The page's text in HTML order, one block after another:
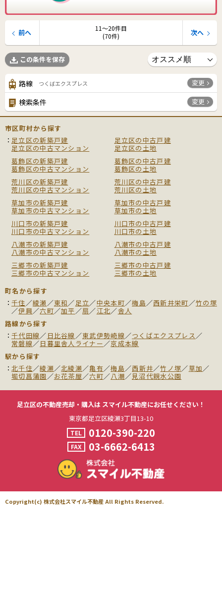
11〜20件目
(70件)
前へ 次へ
この条件を保存
路線 つくばエクスプレス 変更
検索条件 変更
市区町村から探す
足立区の新築戸建
足立区の中古戸建
足立区の中古マンション
足立区の土地
葛飾区の新築戸建
葛飾区の中古戸建
葛飾区の中古マンション
葛飾区の土地
荒川区の新築戸建
荒川区の中古戸建
荒川区の中古マンション
荒川区の土地
草加市の新築戸建
草加市の中古戸建
草加市の中古マンション
草加市の土地
川口市の新築戸建
川口市の中古戸建
川口市の中古マンション
川口市の土地
八潮市の新築戸建
八潮市の中古戸建
八潮市の中古マンション
八潮市の土地
三郷市の新築戸建
三郷市の中古戸建
三郷市の中古マンション
三郷市の土地
町名から探す
千住／綾瀬／東和／足立／中央本町／梅島／西新井栄町／竹の塚
／伊興／六町／加平／扇／江北／舎人
路線から探す
千代田線／ 日比谷線／東武伊勢崎線／つくばエクスプレス／
常磐線／日暮里舎人ライナー／京成本線
駅から探す
北千住／綾瀬／北綾瀬／亀有／梅島／西新井／竹ノ塚／草加／
堀切菖蒲園／お花茶屋／六町／八潮／見沼代親水公園
足立区の不動産売却・購入は スマイル不動産にお任せください！
東京都足立区綾瀬3丁目13-10
TEL 0120-390-220
FAX 03-6662-6413
Copyright(c) 株式会社スマイル不動産 All Rights Reserved.